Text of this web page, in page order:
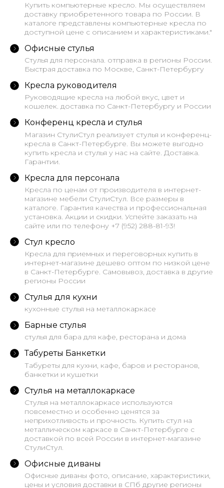
Купить компьютерные кресло. Мы осуществляем
доставку приобретенного товара по России. В
каталоге представлены компьютерные кресла по
доступной цене с описанием и характеристиками."
Офисные стулья
Стулья для персонала. отправка в регионы России.
Быстрая доставка по Москве, Санкт-Петербургу
Кресла руководителя
Руководящие кресла на любой вкус, цвет и
кошелек. доставка по Санкт-Петербургу и России
Конференц кресла и стулья
Магазин СтулиСтул реализует стулья и конференц-
кресла в Санкт-Петербурге. Вы можете выгодно
купить кресла и стулья у нас на сайте. Доставка.
Гарантии.
Кресла для персонала
Кресла по ценам от производителя в интернет-
магазине мебели СтулиСтул. Все размеры в
каталоге. Гарантия качества и профессиональная
установка. Акции и скидки. Успейте заказать на
сайте или по телефону +7 (952) 288-81-93!
Стул кресло
Кресла для приемных и переговорных купить в
интернет-магазине дешево оптом по низкой цене
в Санкт-Петербурге. Самовывоз, доставка в другие
регионы России
Стулья для кухни
кухонные стулья на металлокаркасе
Барные стулья
стулья для бара для кафе, ресторана и дома
Табуреты Банкетки
Табуреты для кухни, кафе, баров и ресторанов,
банкетки и кушетки
Стулья на металлокаркасе
Стулья на металлокаркасе используются
повсеместно и особенно ценятся за
неприхотливость и прочность. Купить стул на
металлическом каркасе в Санкт-Петербурге с
доставкой по всей России в интернет-магазине
СтулиСтул.
Офисные диваны
Офисные диваны фото, описание, характеристики,
цены и условия доставки в СПб другие регионы